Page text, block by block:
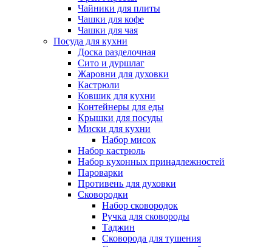
Чайники для плиты
Чашки для кофе
Чашки для чая
Посуда для кухни
Доска разделочная
Сито и дуршлаг
Жаровни для духовки
Кастрюли
Ковшик для кухни
Контейнеры для еды
Крышки для посуды
Миски для кухни
Набор мисок
Набор кастрюль
Набор кухонных принадлежностей
Пароварки
Противень для духовки
Сковородки
Набор сковородок
Ручка для сковороды
Таджин
Сковорода для тушения